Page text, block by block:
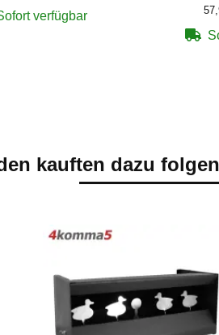
verfügbar
kauften dazu